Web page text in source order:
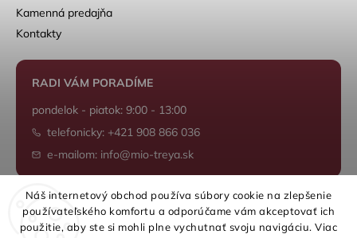
Náš internetový obchod používa súbory cookie na zlepšenie
používateľského komfortu a odporúčame vám akceptovať ich
použitie, aby ste si mohli plne vychutnať svoju navigáciu. Viac
Kamenná predajňa
Kontakty
RADI VÁM PORADÍME
pondelok - piatok: 9:00 - 13:00
telefonicky: +421 908 866 036
e-mailom: info@mio-treya.sk
Shoptet.sk